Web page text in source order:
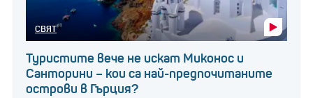
СВЯТ
Туристите вече не искат Миконос и
Санторини – кои са най-предпочитаните
острови в Гърция?